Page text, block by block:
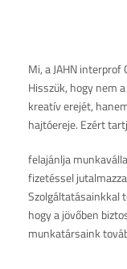
Mi, a JAHN
Hisszük, hogy nem
kreatív erejét,
hajtóereje. Ezért
felajánlja
fizetéssel
Szolgáltatásainkkal
hogy a jövőben
munkatársaink